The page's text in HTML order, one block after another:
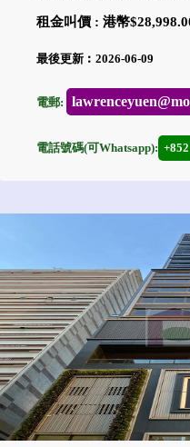
租金叫價 : 港幣
最後更新︰2026-06-09
電郵:
電話號碼(可Whatsapp):